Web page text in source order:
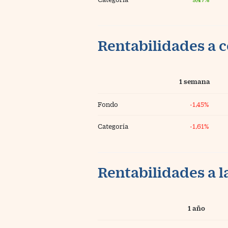
Rentabilidades a
1 semana
Fondo -1,45%
Categoría -1,61%
Rentabilidades a
1 año